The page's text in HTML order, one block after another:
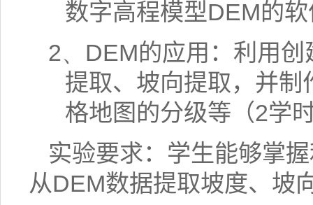
数字高程模型DEM的
2、 DEM的应用：利用创
提取、坡向提取，并
格地图的分级等（2学
实验要求：学生能够掌
从DEM数据提取坡度、坡